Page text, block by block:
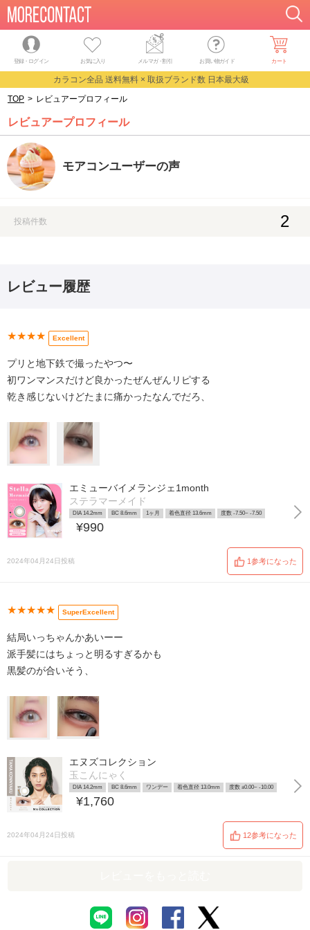
登録・ログイン お気に入り メルマガ・割引 お買い物ガイド カート
カラコン全品 送料無料 × 取扱ブランド数 日本最大級
TOP > レビュアープロフィール
レビュアープロフィール
モアコンユーザーの声
投稿件数 2
レビュー履歴
★★★★ Excellent
プリと地下鉄で撮ったやつ〜
初ワンマンスだけど良かったぜんぜんリピする
乾き感じないけどたまに痛かったなんでだろ、
エミューバイメランジェ1month
ステラマーメイド
DIA 14.2mm BC 8.6mm 1ヶ月 着色直径 13.6mm 度数 -7.50~ -7.50
¥990
2024年04月24日投稿 1参考になった
★★★★★ SuperExcellent
結局いっちゃんかあいーー
派手髪にはちょっと明るすぎるかも
黒髪のが合いそう、
エヌズコレクション
玉こんにゃく
DIA 14.2mm BC 8.6mm ワンデー 着色直径 13.0mm 度数 ±0.00~ -10.00
¥1,760
2024年04月24日投稿 12参考になった